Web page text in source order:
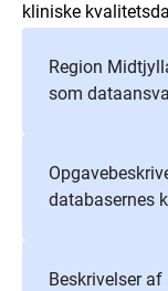
kliniske
Region
som
databasernes
Beskrivelser